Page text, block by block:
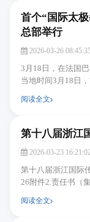
首个“国际太
总部举行
2026-03-26
3月18日，在法国
当地时间3月18日
阅读全文
第十八届浙江
2026-03-23
第十八届浙江国际
26附件2.责任书（
阅读全文